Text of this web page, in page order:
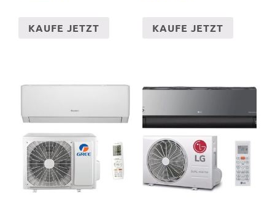
KAUFE JETZT KAUFE JETZT